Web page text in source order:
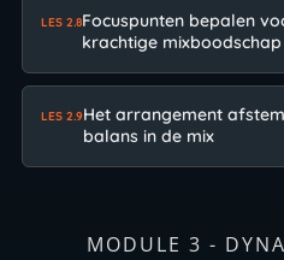
LES 2.8Focuspunten bepalen
krachtige mixboodschap
LES 2.9Het arrangement
balans in de mix
MODULE 3 -